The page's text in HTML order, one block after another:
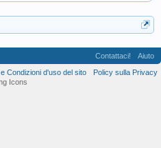
Contattaci!
Aiuto
Condizioni d'uso del sito
Policy sulla Privacy
Icons